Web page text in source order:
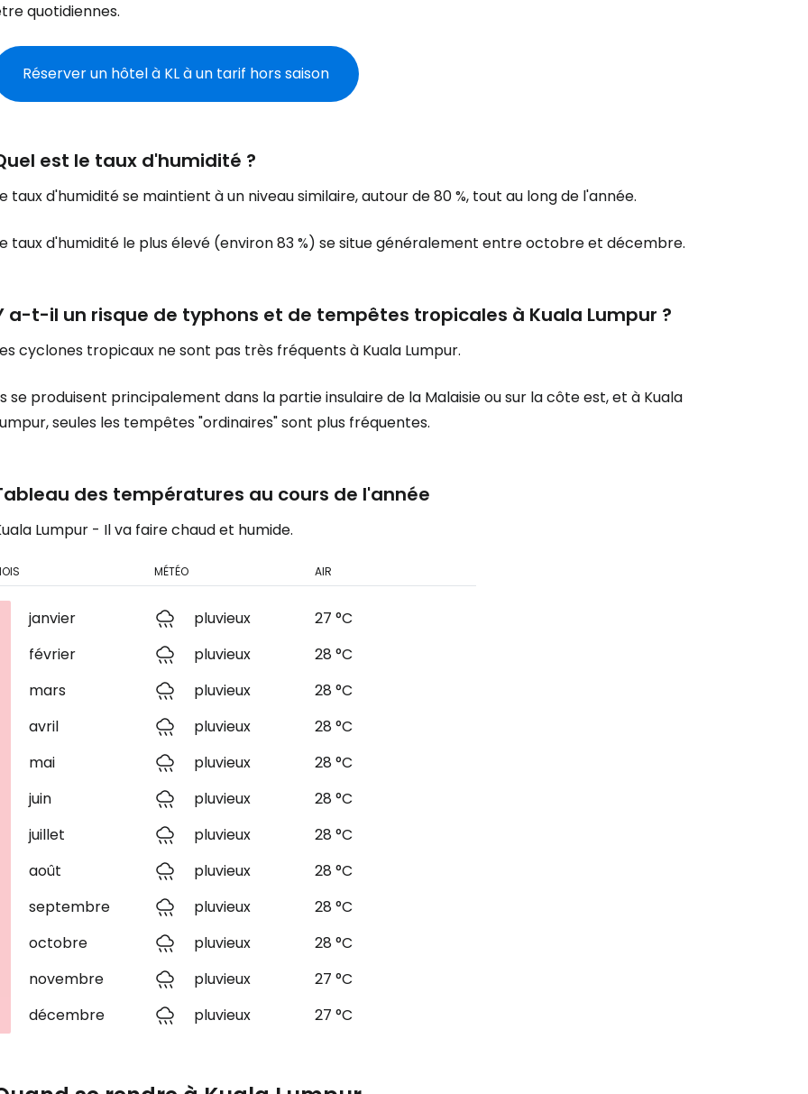
quotidiennes.
Réserver un hôtel à KL à un tarif hors saison
est le taux d'humidité ?
taux d'humidité se maintient à un niveau similaire, autour de 80 %, tout au long de l'année.
taux d'humidité le plus élevé (environ 83 %) se situe généralement entre octobre et décembre.
a-t-il un risque de typhons et de tempêtes tropicales à Kuala Lumpur ?
cyclones tropicaux ne sont pas très fréquents à Kuala Lumpur.
se produisent principalement dans la partie insulaire de la Malaisie ou sur la côte est, et à Kuala
seules les tempêtes "ordinaires" sont plus fréquentes.
des températures au cours de l'année
Lumpur - Il va faire chaud et humide.
MÉTÉO AIR
janvier pluvieux
27 °C
février
pluvieux
28 °C
mars
pluvieux
28 °C
avril
pluvieux
28 °C
mai
pluvieux
28 °C
juin
pluvieux
28 °C
juillet
pluvieux
28 °C
août
pluvieux
28 °C
septembre
pluvieux
28 °C
octobre
pluvieux
28 °C
novembre
pluvieux
27 °C
décembre
pluvieux 27 °C